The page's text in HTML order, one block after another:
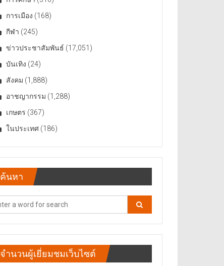
การเมือง (168)
กีฬา (245)
ข่าวประชาสัมพันธ์ (17,051)
บันเทิง (24)
สังคม (1,888)
อาชญากรรม (1,288)
เกษตร (367)
ในประเทศ (186)
ค้นหา
จำนวนผู้เยี่ยมชมเว็บไซต์